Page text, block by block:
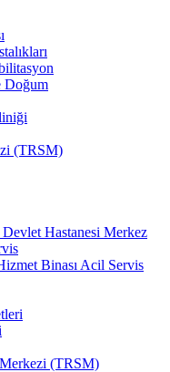
Doğum
(TRSM)
Hastanesi Merkez
Binası Acil Servis
Merkezi (TRSM)